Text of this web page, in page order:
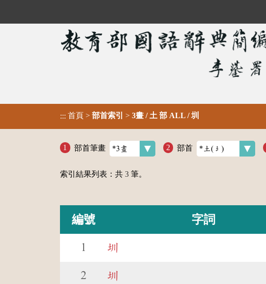
::: 首頁 > 部首索引 > 3畫 / 土 部 ALL / 圳
部首筆畫 部首
索引結果列表：共 3 筆。
編號 字詞
1 圳
2 圳